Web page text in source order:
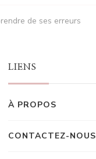
de ses erreurs
LIENS
À PROPOS
CONTACTEZ-NOUS